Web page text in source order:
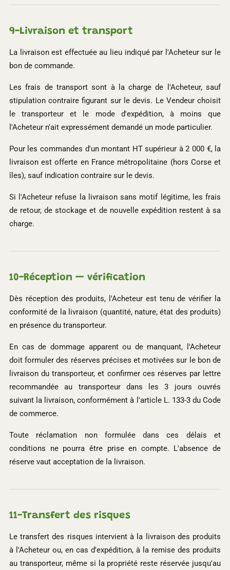
9-Livraison et transport
La livraison est effectuée au lieu indiqué par l'Acheteur sur le
bon de commande.
Les frais de transport sont à la charge de l'Acheteur, sauf
stipulation contraire figurant sur le devis. Le Vendeur choisit
le transporteur et le mode d'expédition, à moins que
l'Acheteur n'ait expressément demandé un mode particulier.
Pour les commandes d'un montant HT supérieur à 2 000 €, la
livraison est offerte en France métropolitaine (hors Corse et
îles), sauf indication contraire sur le devis.
Si l'Acheteur refuse la livraison sans motif légitime, les frais
de retour, de stockage et de nouvelle expédition restent à sa
charge.
10-Réception — vérification
Dès réception des produits, l'Acheteur est tenu de vérifier la
conformité de la livraison (quantité, nature, état des produits)
en présence du transporteur.
En cas de dommage apparent ou de manquant, l'Acheteur
doit formuler des réserves précises et motivées sur le bon de
livraison du transporteur, et confirmer ces réserves par lettre
recommandée au transporteur dans les 3 jours ouvrés
suivant la livraison, conformément à l'article L. 133-3 du Code
de commerce.
Toute réclamation non formulée dans ces délais et
conditions ne pourra être prise en compte. L'absence de
réserve vaut acceptation de la livraison.
11-Transfert des risques
Le transfert des risques intervient à la livraison des produits
à l'Acheteur ou, en cas d'expédition, à la remise des produits
au transporteur, même si la propriété reste réservée jusqu'au